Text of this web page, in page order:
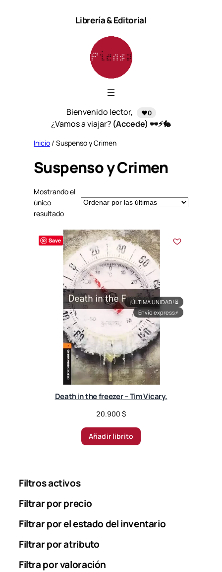
Librería & Editorial
Bienvenido lector, ❤️0
¿Vamos a viajar? (Accede) 🕶️⚡🐇
Inicio / Suspenso y Crimen
Suspenso y Crimen
Mostrando el
único
resultado
Save
¡ÚLTIMA UNIDAD!⏳
Envío express⚡
Death in the freezer – Tim Vicary.
20.900 $
Añadir librito
Filtros activos
Filtrar por precio
Filtrar por el estado del inventario
Filtrar por atributo
Filtra por valoración